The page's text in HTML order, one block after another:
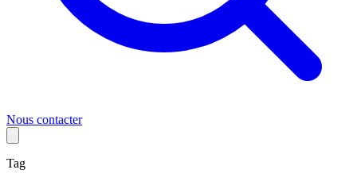
Nous contacter
Tag